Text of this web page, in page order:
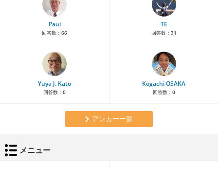
Paul
回答数： 66
TE
回答数： 31
Yuya J. Kato
回答数： 0
Kogachi OSAKA
回答数： 0
アンカー一覧
メニュー